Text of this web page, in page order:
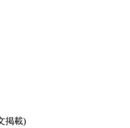
掲載)